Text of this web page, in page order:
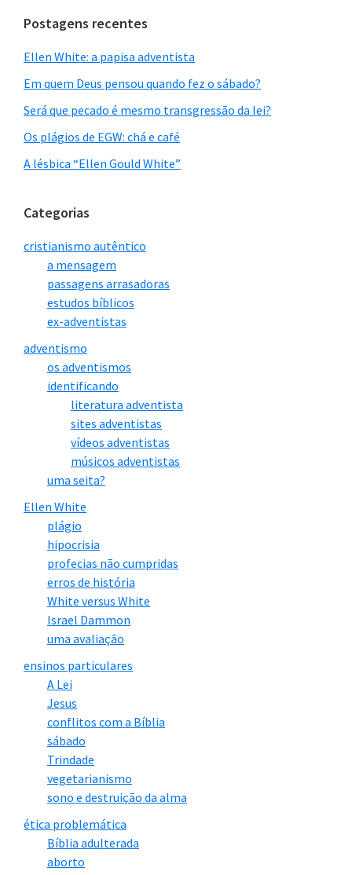
Postagens recentes
Ellen White: a papisa adventista
Em quem Deus pensou quando fez o sábado?
Será que pecado é mesmo transgressão da lei?
Os plágios de EGW: chá e café
A lésbica “Ellen Gould White”
Categorias
cristianismo autêntico
a mensagem
passagens arrasadoras
estudos bíblicos
ex-adventistas
adventismo
os adventismos
identificando
literatura adventista
sites adventistas
vídeos adventistas
músicos adventistas
uma seita?
Ellen White
plágio
hipocrisia
profecias não cumpridas
erros de história
White versus White
Israel Dammon
uma avaliação
ensinos particulares
A Lei
Jesus
conflitos com a Bíblia
sábado
Trindade
vegetarianismo
sono e destruição da alma
ética problemática
Bíblia adulterada
aborto